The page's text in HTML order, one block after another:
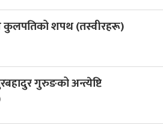
कुलपतिको शपथ (तस्वीरहरू)
गुरुङको अन्त्येष्टि